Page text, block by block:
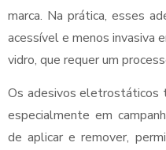
marca. Na prática, esses
acessível e menos invasiva
vidro, que requer um
Os adesivos eletrostáticos
especialmente em
de aplicar e remover,